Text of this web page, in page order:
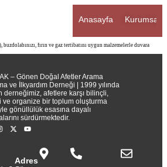
Anasayfa Kurumsal
buzdolabınızı, fırın ve gaz tertibatını uygun malzemelerle duvara
– Gönen Doğal Afetler Arama
ve İlkyardım Derneği | 1999 yılında
derneğimiz, afetlere karşı bilinçli,
ve organize bir toplum oluşturma
gönüllülük esasına dayalı
sürdürmektedir.
Adres